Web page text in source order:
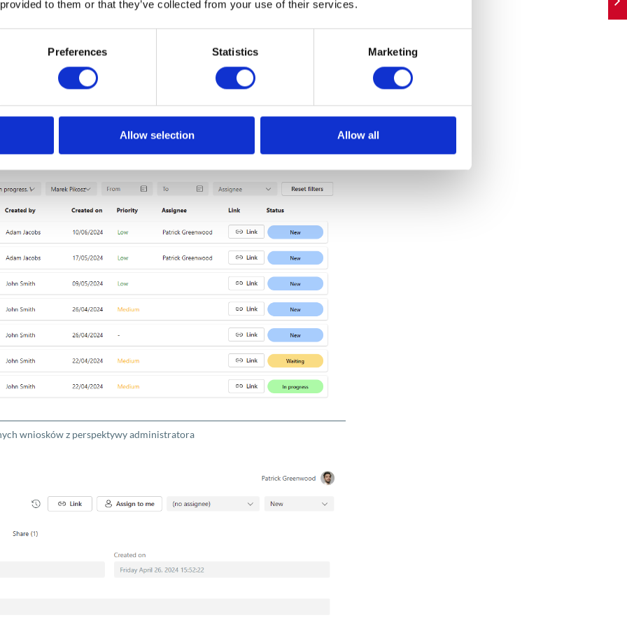
to them or that they’ve collected from your use of their services.
Preferences Statistics Marketing
Allow selection Allow all
do przechowywania danych,
końcowych.
środowiska Microsoft Power Platform i obecnie z
Service Desk:
wniosków z perspektywy administratora